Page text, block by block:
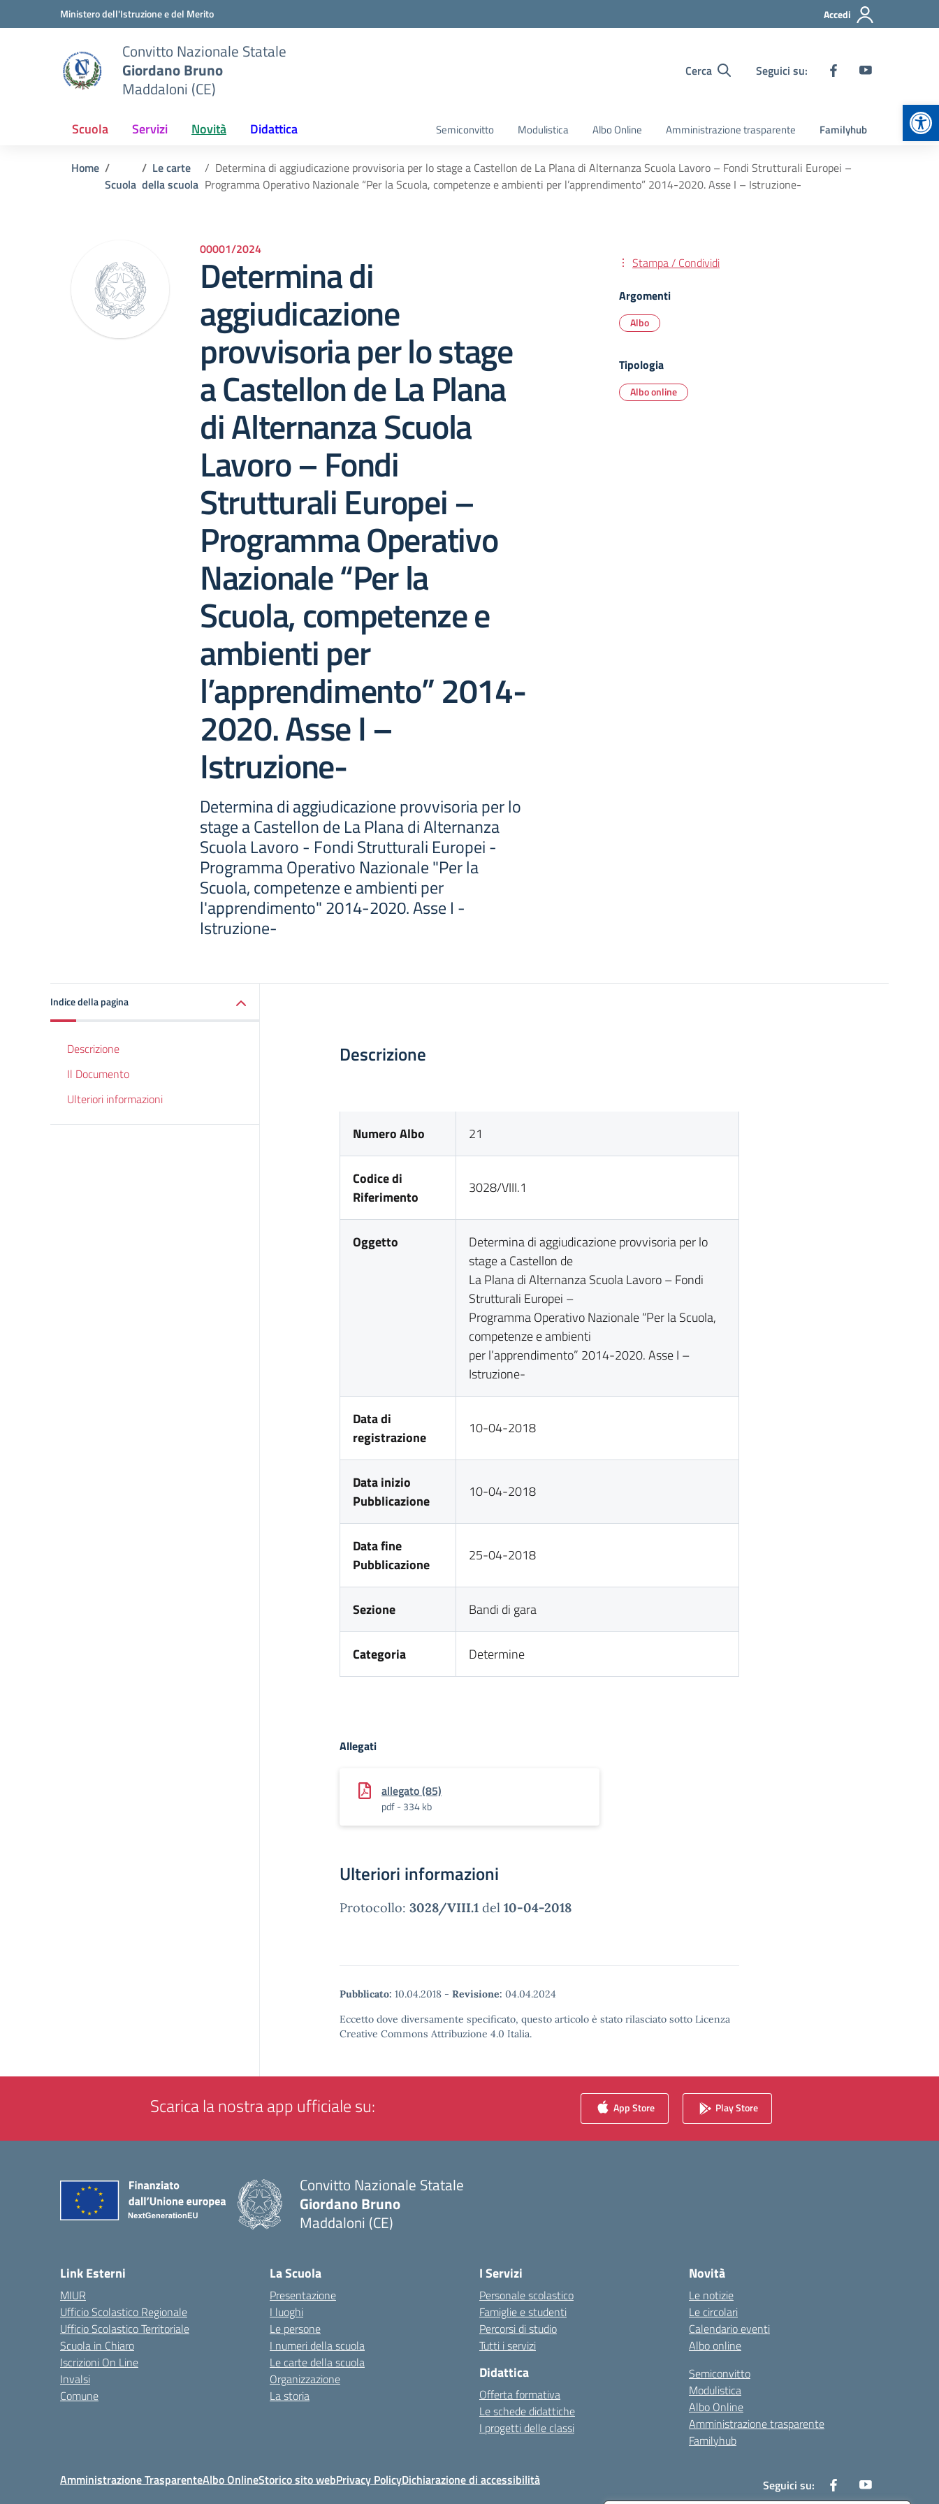
Vai ai contenuti
Vai al menu di navigazioneMinistero dell'Istruzione e del Merito Accedi
Convitto Nazionale Statale
Giordano Bruno
Maddaloni (CE)
Cerca Seguici su:
Scuola Servizi Novità Didattica Semiconvitto Modulistica Albo Online Amministrazione trasparente Familyhub
Home
Scuola
Le carte
della scuola
Determina di aggiudicazione provvisoria per lo stage a Castellon de La Plana di Alternanza Scuola Lavoro – Fondi Strutturali Europei –
Programma Operativo Nazionale “Per la Scuola, competenze e ambienti per l’apprendimento” 2014-2020. Asse I – Istruzione-
00001/2024
Determina di
aggiudicazione
provvisoria per lo stage
a Castellon de La Plana
di Alternanza Scuola
Lavoro – Fondi
Strutturali Europei –
Programma Operativo
Nazionale “Per la
Scuola, competenze e
ambienti per
l’apprendimento” 2014-
2020. Asse I –
Istruzione-
Determina di aggiudicazione provvisoria per lo
stage a Castellon de La Plana di Alternanza
Scuola Lavoro - Fondi Strutturali Europei -
Programma Operativo Nazionale "Per la
Scuola, competenze e ambienti per
l'apprendimento" 2014-2020. Asse I -
Istruzione-
Stampa / Condividi
Argomenti
Albo
Tipologia
Albo online
Indice della pagina
Descrizione
Il Documento
Ulteriori informazioni
Descrizione
Numero Albo 21
Codice di
Riferimento
3028/VIII.1
Oggetto
Determina di aggiudicazione provvisoria per lo
stage a Castellon de
La Plana di Alternanza Scuola Lavoro – Fondi
Strutturali Europei –
Programma Operativo Nazionale “Per la Scuola,
competenze e ambienti
per l’apprendimento” 2014-2020. Asse I –
Istruzione-
Data di
registrazione
10-04-2018
Data inizio
Pubblicazione
10-04-2018
Data fine
Pubblicazione
25-04-2018
Sezione Bandi di gara
Categoria Determine
Allegati
allegato (85)
pdf - 334 kb
Ulteriori informazioni
Protocollo: 3028/VIII.1 del 10-04-2018
Pubblicato: 10.04.2018 - Revisione: 04.04.2024
Eccetto dove diversamente specificato, questo articolo è stato rilasciato sotto Licenza
Creative Commons Attribuzione 4.0 Italia.
Scarica la nostra app ufficiale su: App Store Play Store
Convitto Nazionale Statale
Giordano Bruno
Maddaloni (CE)
Link Esterni
MIUR
Ufficio Scolastico Regionale
Ufficio Scolastico Territoriale
Scuola in Chiaro
Iscrizioni On Line
Invalsi
Comune
La Scuola
Presentazione
I luoghi
Le persone
I numeri della scuola
Le carte della scuola
Organizzazione
La storia
I Servizi
Personale scolastico
Famiglie e studenti
Percorsi di studio
Tutti i servizi
Didattica
Offerta formativa
Le schede didattiche
I progetti delle classi
Novità
Le notizie
Le circolari
Calendario eventi
Albo online
Semiconvitto
Modulistica
Albo Online
Amministrazione trasparente
Familyhub
Amministrazione TrasparenteAlbo OnlineStorico sito webPrivacy PolicyDichiarazione di accessibilità Seguici su: